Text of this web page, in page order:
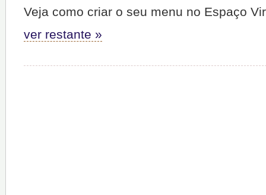
Veja como criar o seu menu no Espaço
ver restante »